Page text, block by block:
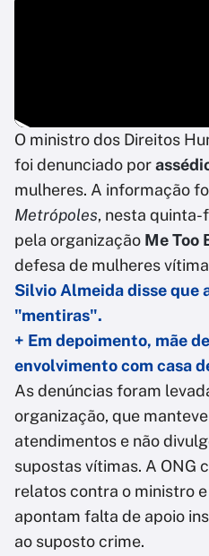
O ministro dos Direitos
foi denunciado por
mulheres. A informação
Metrópoles, nesta
pela organização Me Too
defesa de mulheres
Silvio Almeida disse que
"mentiras".
+ Em depoimento, mãe
envolvimento com casa
As denúncias foram
organização, que
atendimentos e não
supostas vítimas. A ONG
relatos contra o ministro
apontam falta de apoio
ao suposto crime.